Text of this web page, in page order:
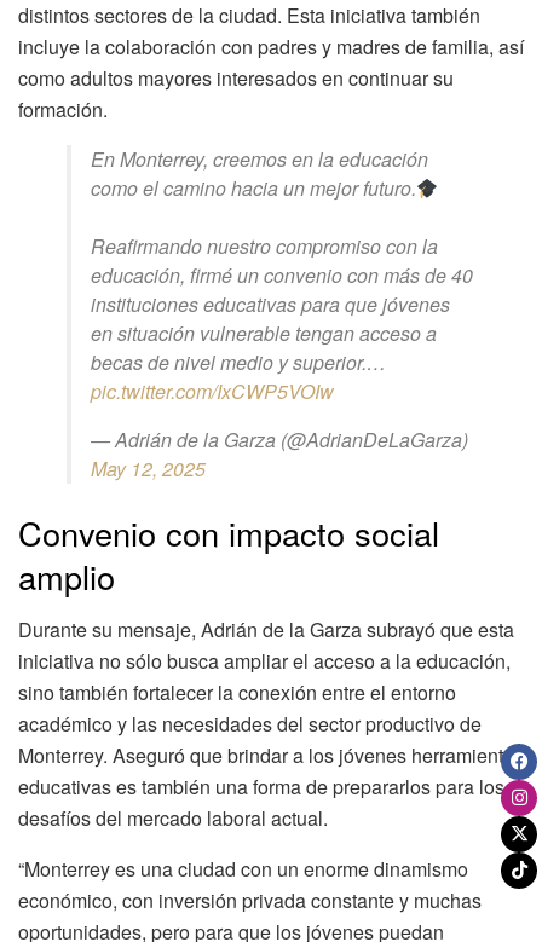
distintos sectores de la ciudad. Esta iniciativa también
incluye la colaboración con padres y madres de familia, así
como adultos mayores interesados en continuar su
formación.
En Monterrey, creemos en la educación
como el camino hacia un mejor futuro.
Reafirmando nuestro compromiso con la
educación, firmé un convenio con más de 40
instituciones educativas para que jóvenes
en situación vulnerable tengan acceso a
becas de nivel medio y superior.…
pic.twitter.com/IxCWP5VOIw
— Adrián de la Garza (@AdrianDeLaGarza)
May 12, 2025
Convenio con impacto social
amplio
Durante su mensaje, Adrián de la Garza subrayó que esta
iniciativa no sólo busca ampliar el acceso a la educación,
sino también fortalecer la conexión entre el entorno
académico y las necesidades del sector productivo de
Monterrey. Aseguró que brindar a los jóvenes herramientas
educativas es también una forma de prepararlos para los
desafíos del mercado laboral actual.
“Monterrey es una ciudad con un enorme dinamismo
económico, con inversión privada constante y muchas
oportunidades, pero para que los jóvenes puedan